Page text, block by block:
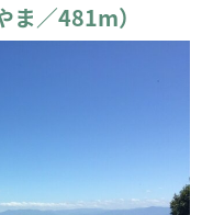
ま／481m）